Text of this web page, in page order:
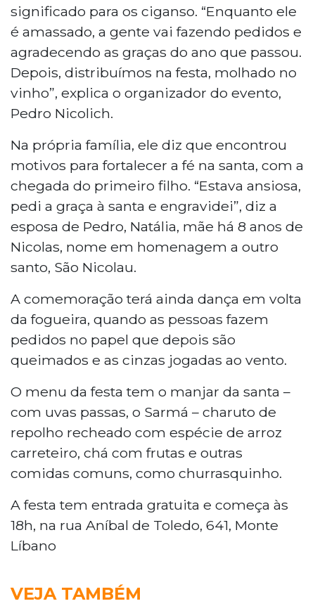
significado para os ciganso. “Enquanto ele
é amassado, a gente vai fazendo pedidos e
agradecendo as graças do ano que passou.
Depois, distribuímos na festa, molhado no
vinho”, explica o organizador do evento,
Pedro Nicolich.
Na própria família, ele diz que encontrou
motivos para fortalecer a fé na santa, com a
chegada do primeiro filho. “Estava ansiosa,
pedi a graça à santa e engravidei”, diz a
esposa de Pedro, Natália, mãe há 8 anos de
Nicolas, nome em homenagem a outro
santo, São Nicolau.
A comemoração terá ainda dança em volta
da fogueira, quando as pessoas fazem
pedidos no papel que depois são
queimados e as cinzas jogadas ao vento.
O menu da festa tem o manjar da santa –
com uvas passas, o Sarmá – charuto de
repolho recheado com espécie de arroz
carreteiro, chá com frutas e outras
comidas comuns, como churrasquinho.
A festa tem entrada gratuita e começa às
18h, na rua Aníbal de Toledo, 641, Monte
Líbano
VEJA TAMBÉM